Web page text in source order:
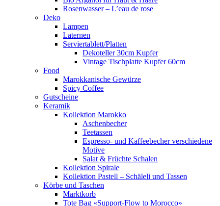
Rosenwasser – L’eau de rose
Deko
Lampen
Laternen
Serviertablett/Platten
Dekoteller 30cm Kupfer
Vintage Tischplatte Kupfer 60cm
Food
Marokkanische Gewürze
Spicy Coffee
Gutscheine
Keramik
Kollektion Marokko
Aschenbecher
Teetassen
Espresso- und Kaffeebecher verschiedene
Motive
Salat & Früchte Schalen
Kollektion Spirale
Kollektion Pastell – Schäleli und Tassen
Körbe und Taschen
Marktkorb
Tote Bag «Support-Flow to Morocco»